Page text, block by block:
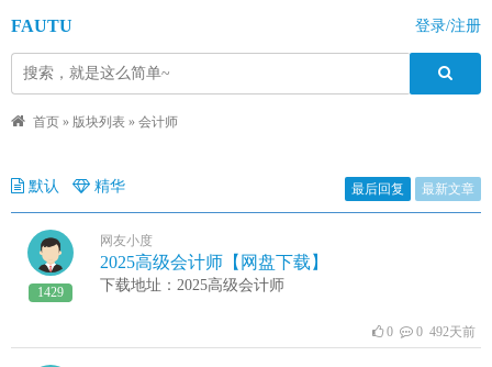
FAUTU 登录/注册
首页 » 版块列表 » 会计师
默认 精华 最后回复 最新文章
1429
网友小度
2025高级会计师【网盘下载】
下载地址：2025高级会计师
0 0 492天前